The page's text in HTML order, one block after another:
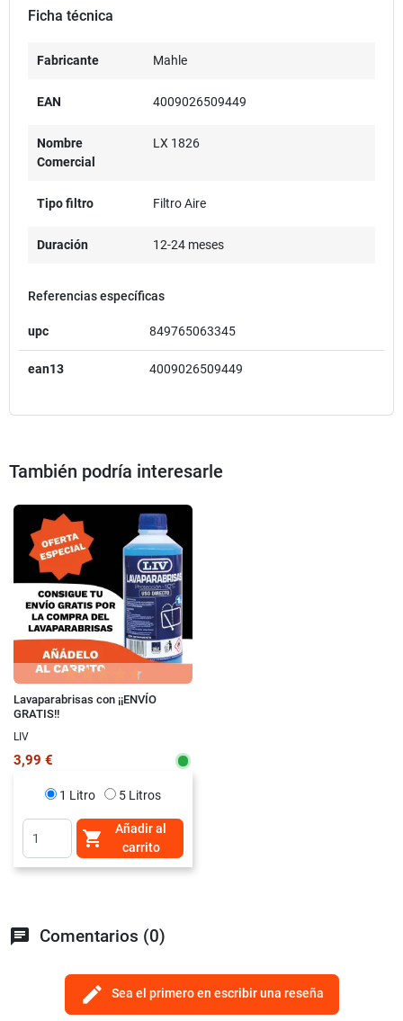
Ficha técnica
Fabricante Mahle
EAN 4009026509449
Nombre
Comercial
LX 1826
Tipo filtro Filtro Aire
Duración 12-24 meses
Referencias específicas
upc 849765063345
ean13 4009026509449
También podría interesarle
Lavaparabrisas con ¡¡ENVÍO
GRATIS!!
LIV
3,99 €
1 Litro 5 Litros

Añadir al
carrito
chat Comentarios (0)
edit Sea el primero en escribir una reseña